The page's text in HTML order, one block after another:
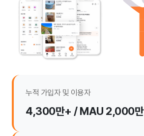
누적 가입자 및 이용자
4,300만+ / MAU 2,000만